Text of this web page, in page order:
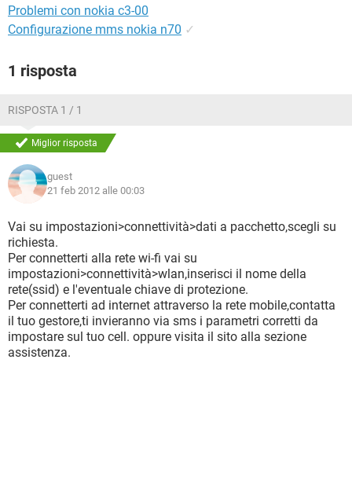
Problemi con nokia c3-00
Configurazione mms nokia n70 ✓
1 risposta
RISPOSTA 1 / 1
Miglior risposta
guest
21 feb 2012 alle 00:03
Vai su impostazioni>connettività>dati a pacchetto,scegli su
richiesta.
Per connetterti alla rete wi-fi vai su
impostazioni>connettività>wlan,inserisci il nome della
rete(ssid) e l'eventuale chiave di protezione.
Per connetterti ad internet attraverso la rete mobile,contatta
il tuo gestore,ti invieranno via sms i parametri corretti da
impostare sul tuo cell. oppure visita il sito alla sezione
assistenza.